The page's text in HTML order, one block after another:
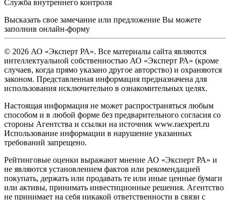
Служба внутреннего контроля
Высказать свое замечание или предложение Вы можете
заполнив онлайн-форму
© 2026 АО «Эксперт РА». Все материалы сайта являются
интеллектуальной собственностью АО «Эксперт РА» (кроме
случаев, когда прямо указано другое авторство) и охраняются
законом. Представленная информация предназначена для
использования исключительно в ознакомительных целях.
Настоящая информация не может распространяться любым
способом и в любой форме без предварительного согласия со
стороны Агентства и ссылки на источник www.raexpert.ru
Использование информации в нарушение указанных
требований запрещено.
Рейтинговые оценки выражают мнение АО «Эксперт РА» и
не являются установлением фактов или рекомендацией
покупать, держать или продавать те или иные ценные бумаги
или активы, принимать инвестиционные решения. Агентство
не принимает на себя никакой ответственности в связи с